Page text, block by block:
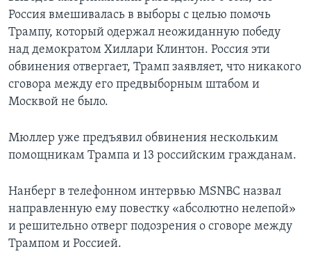
Россия вмешивалась в выборы с целью помочь
Трампу, который одержал неожиданную победу
над демократом Хиллари Клинтон. Россия эти
обвинения отвергает, Трамп заявляет, что никакого
сговора между его предвыборным штабом и
Москвой не было.
Мюллер уже предъявил обвинения нескольким
помощникам Трампа и 13 российским гражданам.
Нанберг в телефонном интервью MSNBC назвал
направленную ему повестку «абсолютно нелепой»
и решительно отверг подозрения о сговоре между
Трампом и Россией.